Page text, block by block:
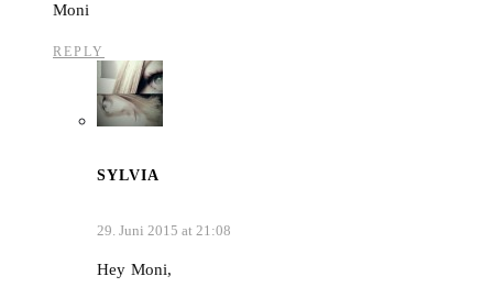
Moni
REPLY
SYLVIA
29. Juni 2015 at 21:08
Hey Moni,